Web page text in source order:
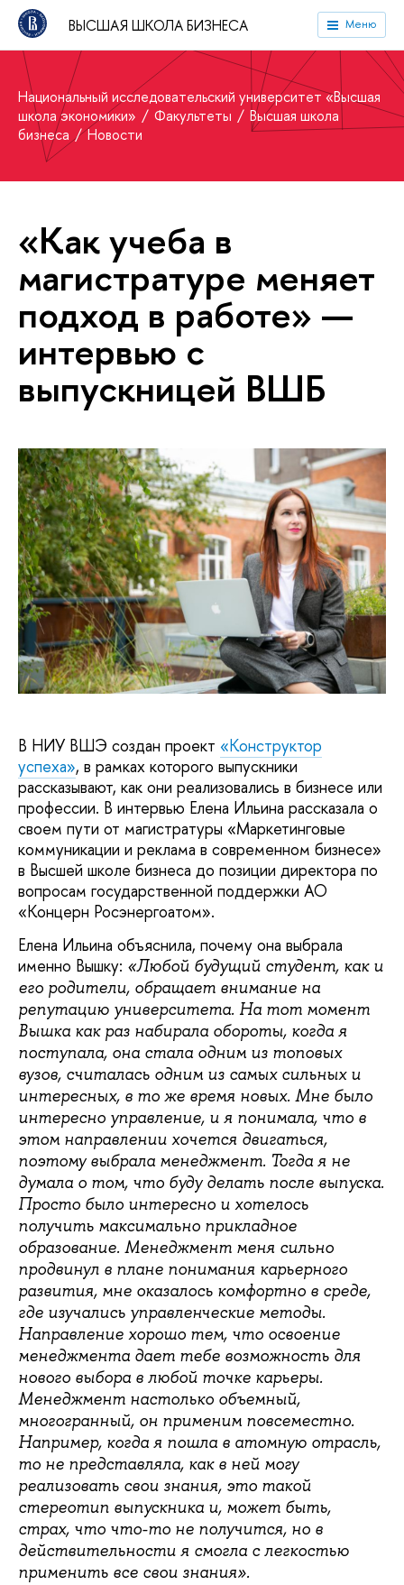
ВЫСШАЯ ШКОЛА БИЗНЕСА Меню
Национальный исследовательский университет «Высшая
школа экономики»
Факультеты
Высшая школа
бизнеса
Новости
«Как учеба в
магистратуре меняет
подход в работе» —
интервью с
выпускницей ВШБ
В НИУ ВШЭ создан проект «Конструктор
успеха», в рамках которого выпускники
рассказывают, как они реализовались в бизнесе или
профессии. В интервью Елена Ильина рассказала о
своем пути от магистратуры «Маркетинговые
коммуникации и реклама в современном бизнесе»
в Высшей школе бизнеса до позиции директора по
вопросам государственной поддержки АО
«Концерн Росэнергоатом».
Елена Ильина объяснила, почему она выбрала
именно Вышку: «Любой будущий студент, как и
его родители, обращает внимание на
репутацию университета. На тот момент
Вышка как раз набирала обороты, когда я
поступала, она стала одним из топовых
вузов, считалась одним из самых сильных и
интересных, в то же время новых. Мне было
интересно управление, и я понимала, что в
этом направлении хочется двигаться,
поэтому выбрала менеджмент. Тогда я не
думала о том, что буду делать после выпуска.
Просто было интересно и хотелось
получить максимально прикладное
образование. Менеджмент меня сильно
продвинул в плане понимания карьерного
развития, мне оказалось комфортно в среде,
где изучались управленческие методы.
Направление хорошо тем, что освоение
менеджмента дает тебе возможность для
нового выбора в любой точке карьеры.
Менеджмент настолько объемный,
многогранный, он применим повсеместно.
Например, когда я пошла в атомную отрасль,
то не представляла, как в ней могу
реализовать свои знания, это такой
стереотип выпускника и, может быть,
страх, что что-то не получится, но в
действительности я смогла с легкостью
применить все свои знания».